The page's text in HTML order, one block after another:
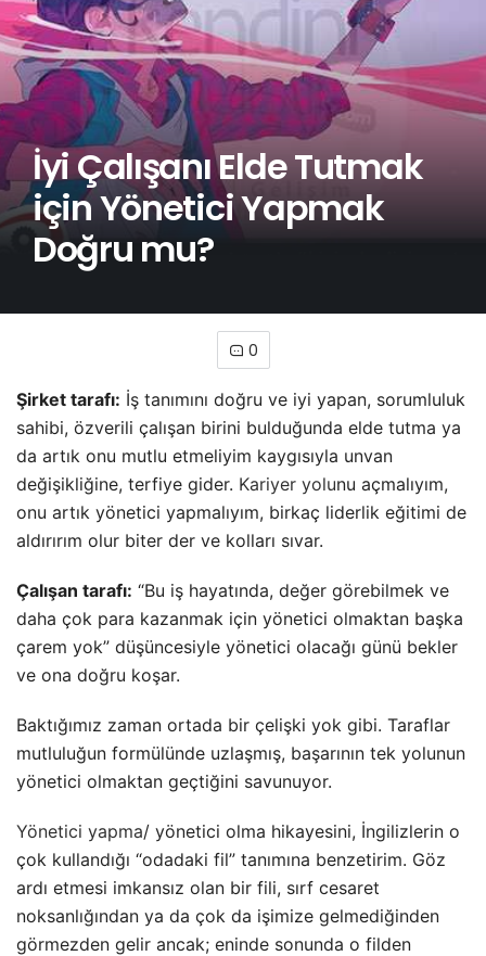
İyi Çalışanı Elde Tutmak
için Yönetici Yapmak
Doğru mu?
İş tanımını doğru ve iyi yapan, sorumluluk
sahibi, özverili çalışan birini bulduğunda elde tutma ya
da artık onu mutlu etmeliyim kaygısıyla unvan
değişikliğine, terfiye gider.Kariyer yolunu açmalıyım,
onu artık yönetici yapmalıyım, birkaç liderlik eğitimi de
aldırırım olur biter der ve kolları sıvar.
Çalışan tarafı: “Bu iş hayatında, değer görebilmek ve
çarem yok” düşüncesiyle yönetici olacağı günü bekler
ve ona doğru koşar.
Baktığımız zaman ortada bir çelişki yok gibi. Taraflar
mutluluğun formülünde uzlaşmış, başarının tek yolunun
yönetici olmaktan geçtiğini savunuyor.
Yönetici yapma / yönetici olma hikayesini, İngilizlerin o
çok kullandığı “odadaki fil” tanımına benzetirim. Göz
ardı etmesi imkansız olan bir fili, sırf cesaret
noksanlığından ya da çok da işimize gelmediğinden
görmezden gelir ancak; eninde sonunda o filden
rahatsız olur ve üzerine konuşmak zorunda hissederiz.
Üzerinde çok konuşulmayan başarıya koşacağım